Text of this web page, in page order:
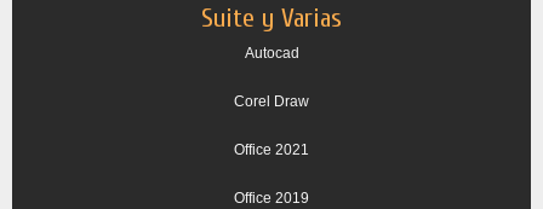
Suite y Varias
Autocad
Corel Draw
Office 2021
Office 2019